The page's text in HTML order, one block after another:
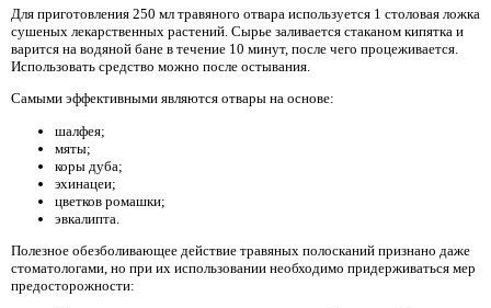
Для приготовления 250 мл травяного отвара используется 1 столовая ложка
сушеных лекарственных растений. Сырье заливается стаканом кипятка и
варится на водяной бане в течение 10 минут, после чего процеживается.
Использовать средство можно после остывания.
Самыми эффективными являются отвары на основе:
шалфея;
мяты;
коры дуба;
эхинацеи;
цветков ромашки;
эвкалипта.
Полезное обезболивающее действие травяных полосканий признано даже
стоматологами, но при их использовании необходимо придерживаться мер
предосторожности: